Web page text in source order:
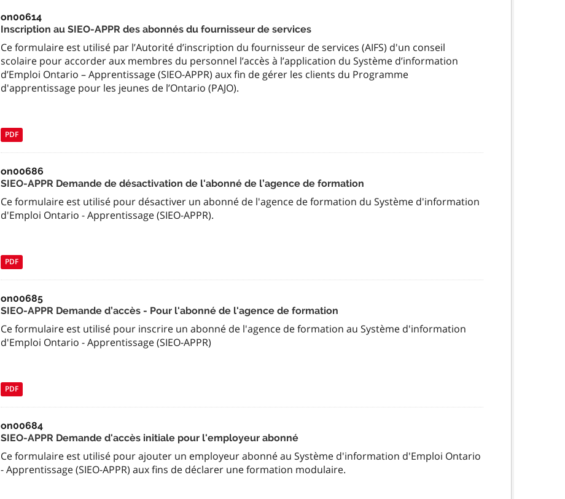
on00614
Inscription au SIEO-APPR des abonnés du fournisseur de services
Ce formulaire est utilisé par l’Autorité d’inscription du fournisseur de services (AIFS) d'un conseil
scolaire pour accorder aux membres du personnel l’accès à l’application du Système d’information
d’Emploi Ontario – Apprentissage (SIEO-APPR) aux fin de gérer les clients du Programme
d'apprentissage pour les jeunes de l’Ontario (PAJO).
PDF
on00686
SIEO-APPR Demande de désactivation de l'abonné de l’agence de formation
Ce formulaire est utilisé pour désactiver un abonné de l'agence de formation du Système d'information
d'Emploi Ontario - Apprentissage (SIEO-APPR).
PDF
on00685
SIEO-APPR Demande d’accès - Pour l'abonné de l'agence de formation
Ce formulaire est utilisé pour inscrire un abonné de l'agence de formation au Système d'information
d'Emploi Ontario - Apprentissage (SIEO-APPR)
PDF
on00684
SIEO-APPR Demande d'accès initiale pour l'employeur abonné
Ce formulaire est utilisé pour ajouter un employeur abonné au Système d'information d'Emploi Ontario
- Apprentissage (SIEO-APPR) aux fins de déclarer une formation modulaire.